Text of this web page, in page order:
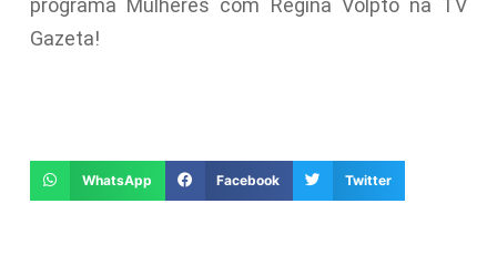
Gazeta!
WhatsApp Facebook Twitter